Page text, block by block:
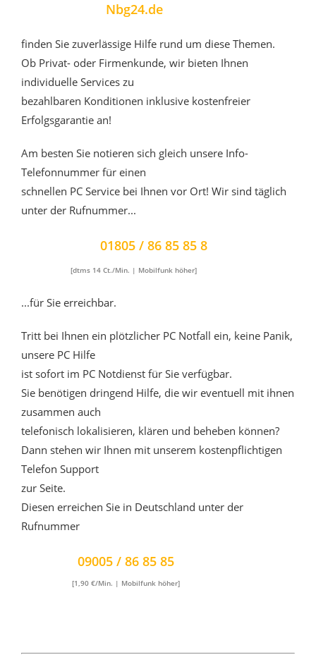
Nbg24.de
finden Sie zuverlässige Hilfe rund um diese Themen.
Ob Privat- oder Firmenkunde, wir bieten Ihnen
individuelle Services zu
bezahlbaren Konditionen inklusive kostenfreier
Erfolgsgarantie an!
Am besten Sie notieren sich gleich unsere Info-
Telefonnummer für einen
schnellen PC Service bei Ihnen vor Ort! Wir sind täglich
unter der Rufnummer...
01805 / 86 85 85 8
[dtms 14 Ct./Min. | Mobilfunk höher]
...für Sie erreichbar.
Tritt bei Ihnen ein plötzlicher PC Notfall ein, keine Panik,
unsere PC Hilfe
ist sofort im PC Notdienst für Sie verfügbar.
Sie benötigen dringend Hilfe, die wir eventuell mit ihnen
zusammen auch
telefonisch lokalisieren, klären und beheben können?
Dann stehen wir Ihnen mit unserem kostenpflichtigen
Telefon Support
zur Seite.
Diesen erreichen Sie in Deutschland unter der
Rufnummer
09005 / 86 85 85
[1,90 €/Min. | Mobilfunk höher]